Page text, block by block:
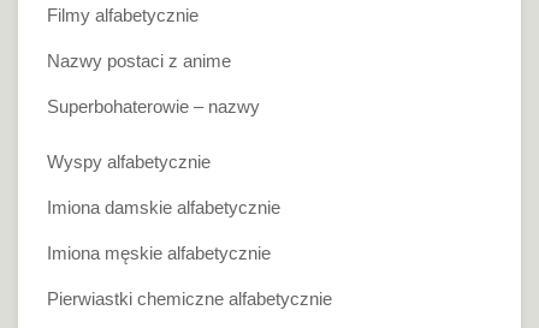
Filmy alfabetycznie
Nazwy postaci z anime
Superbohaterowie – nazwy
Wyspy alfabetycznie
Imiona damskie alfabetycznie
Imiona męskie alfabetycznie
Pierwiastki chemiczne alfabetycznie